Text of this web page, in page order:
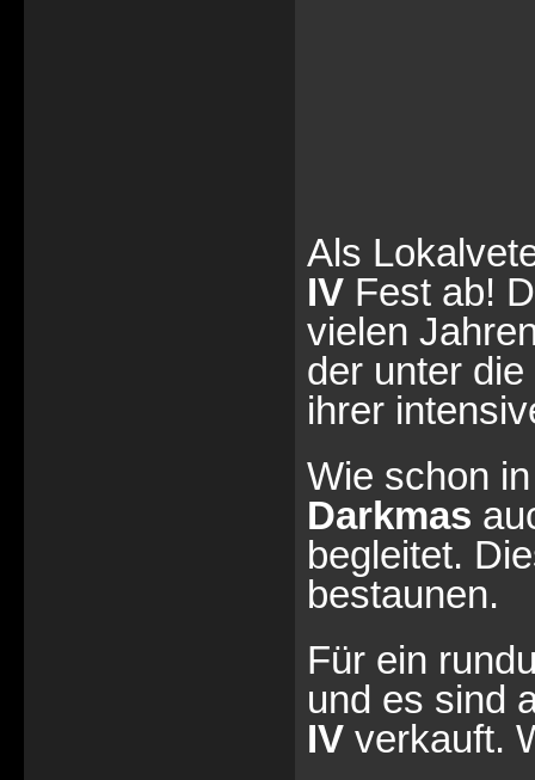
Als
IVFest ab!
vielen
der unter
ihrer
Wie schon
Darkmas
begleitet.
bestaunen.
Für ein
und es sind
IVverkauft.